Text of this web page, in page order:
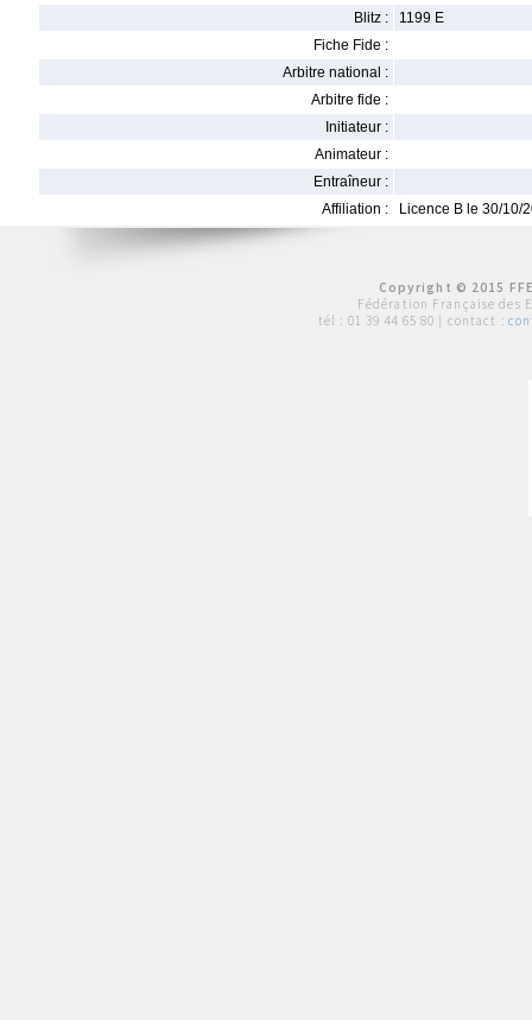
Blitz :
1199 E
Fiche Fide :
Arbitre national :
Arbitre fide :
Initiateur :
Animateur :
Entraîneur :
Affiliation :
Licence B le 30/10/
Copyright © 2015
Fédération Française des
tél : 01 39 44 65 80 | contact :